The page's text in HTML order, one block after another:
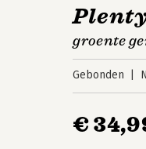
groente
Gebonden
€